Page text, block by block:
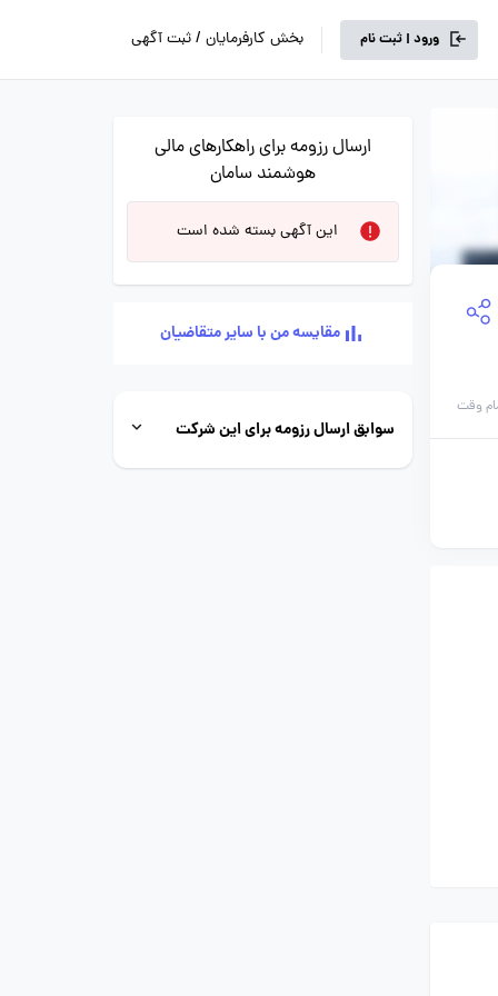
ورود | ثبت نام بخش کارفرمایان / ثبت آگهی
وقت
ارسال رزومه برای راهکارهای مالی
هوشمند سامان
این آگهی بسته شده است
مقایسه من با سایر متقاضیان
سوابق ارسال رزومه برای این شرکت